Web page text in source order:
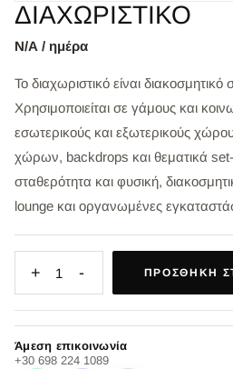
ΔΙΑΧΩΡΙΣΤΙΚΟ
Ν/Α / ημέρα
Το διαχωριστικό είναι διακοσμητικό
Χρησιμοποιείται σε γάμους και
εσωτερικούς και εξωτερικούς
χώρων, backdrops και θεματικά
σταθερότητα και φυσική,
lounge και οργανωμένες
+ 1 - ΠΡΟΣΘΉΚΗ
Άμεση επικοινωνία
+30 698 224 1089